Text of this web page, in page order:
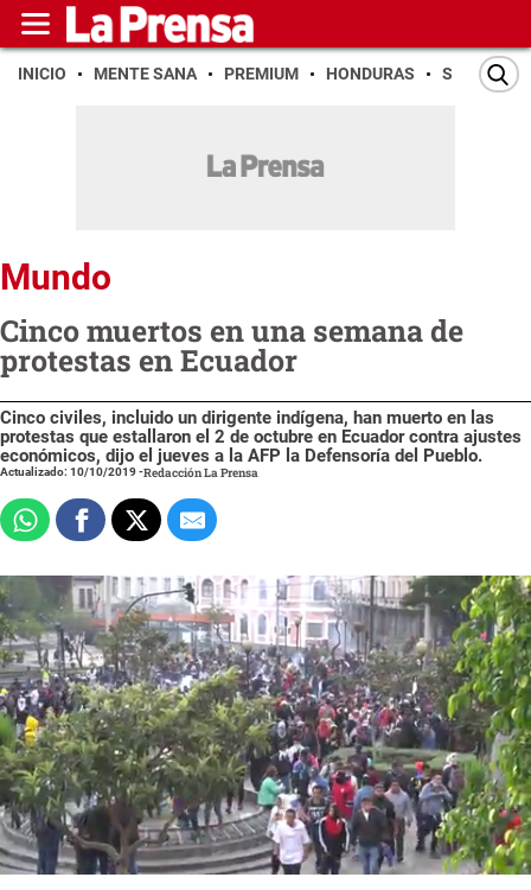
INICIO MENTE SANA PREMIUM HONDURAS SAN PEDRO
Mundo
Cinco muertos en una semana de
protestas en Ecuador
Cinco civiles, incluido un dirigente indígena, han muerto en las
protestas que estallaron el 2 de octubre en Ecuador contra ajustes
económicos, dijo el jueves a la AFP la Defensoría del Pueblo.
Actualizado: 10/10/2019-Redacción La Prensa